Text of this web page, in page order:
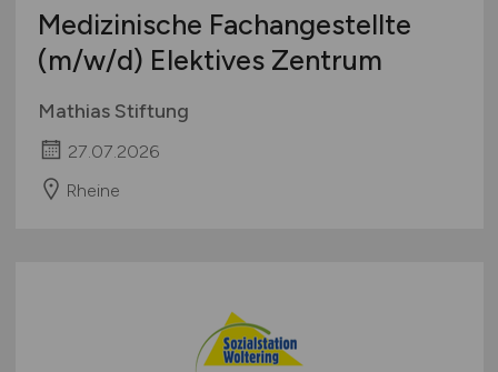
Medizinische Fachangestellte
(m/w/d) Elektives Zentrum
Mathias Stiftung
27.07.2026
Rheine